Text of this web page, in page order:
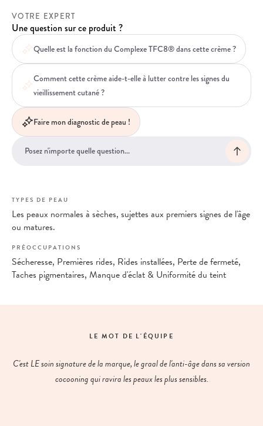
VOTRE EXPERT
Une question sur ce produit ?
Quelle est la fonction du Complexe TFC8® dans cette crème ?
Comment cette crème aide-t-elle à lutter contre les signes du
vieillissement cutané ?
Faire mon diagnostic de peau !
TYPES DE PEAU
Les peaux normales à sèches, sujettes aux premiers signes de l'âge
ou matures.
PRÉOCCUPATIONS
Sécheresse, Premières rides, Rides installées, Perte de fermeté,
Taches pigmentaires, Manque d'éclat & Uniformité du teint
LE MOT DE L'ÉQUIPE
C'est LE soin signature de la marque, le graal de l'anti-âge dans sa version
cocooning qui ravira les peaux les plus sensibles.